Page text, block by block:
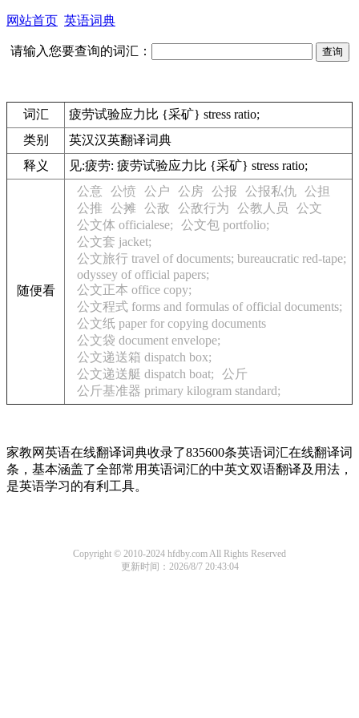
网站首页 英语词典
请输入您要查询的词汇：
词汇
疲劳试验应力比 {采矿} stress ratio;
类别
英汉汉英翻译词典
释义
见:疲劳: 疲劳试验应力比 {采矿} stress ratio;
随便看
公意 公愤 公户 公房 公报 公报私仇 公担
公推
公摊 公敌 公敌行为 公教人员
公文
公文体 officialese;
公文包 portfolio;
公文套 jacket;
公文旅行 travel of documents; bureaucratic red-tape;
odyssey of official papers;
公文正本 office copy;
公文程式 forms and formulas of official documents;
公文纸 paper for copying documents
公文袋 document envelope;
公文递送箱 dispatch box;
公文递送艇 dispatch boat;
公斤
公斤基准器 primary kilogram standard;
家教网英语在线翻译词典收录了835600条英语词汇在线翻译词
条，基本涵盖了全部常用英语词汇的中英文双语翻译及用法，
是英语学习的有利工具。
Copyright © 2010-2024 hfdby.com All Rights Reserved
更新时间：2026/8/7 20:43:04